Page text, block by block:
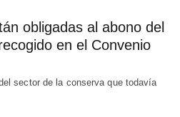
obligadas al abono del
en el Convenio
sector de la conserva que todavía